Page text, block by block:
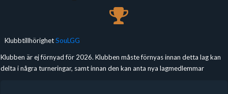
KlubbtillhörighetSouLGG
Klubben är ej förnyad för 2026. Klubben måste förnyas innan detta lag kan
delta i några turneringar, samt innan den kan anta nya lagmedlemmar